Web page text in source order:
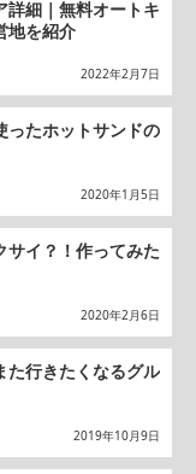
詳細｜無料オートキ
地を紹介
2022年2月7日
ったホットサンドの
2020年1月5日
サイ？！作ってみた
2020年2月6日
た行きたくなるグル
2019年10月9日